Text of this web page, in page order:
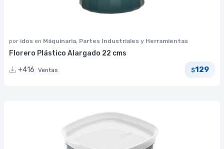
por idos en Máquinaria, Partes Industriales y Herramientas
Florero Plástico Alargado 22 cms
+416 Ventas $129